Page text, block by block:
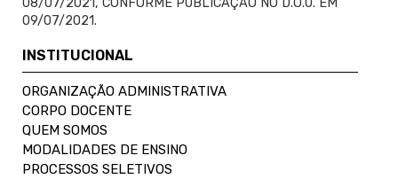
09/07/2021.
INSTITUCIONAL
ORGANIZAÇÃO ADMINISTRATIVA
CORPO DOCENTE
QUEM SOMOS
MODALIDADES DE ENSINO
PROCESSOS SELETIVOS